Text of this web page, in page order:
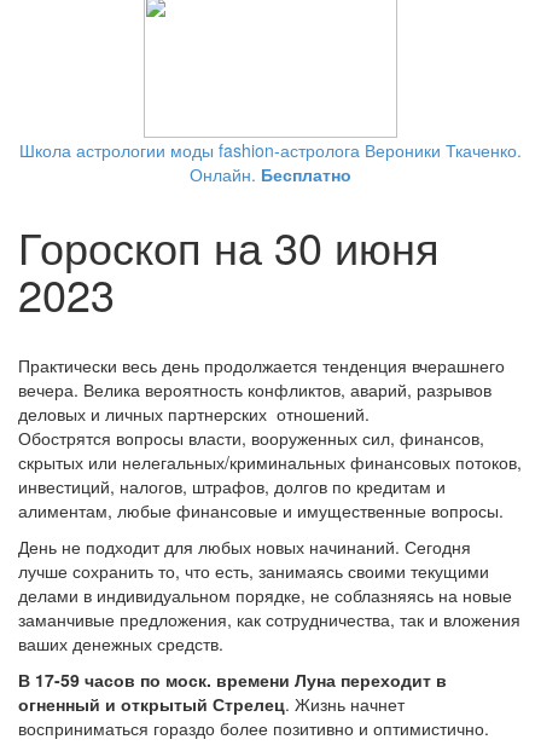
Школа астрологии моды fashion-астролога Вероники Ткаченко.
Онлайн. Бесплатно
Гороскоп на 30 июня
2023
Практически весь день продолжается тенденция вчерашнего
вечера. Велика вероятность конфликтов, аварий, разрывов
деловых и личных партнерских отношений.
Обострятся вопросы власти, вооруженных сил, финансов,
скрытых или нелегальных/криминальных финансовых потоков,
инвестиций, налогов, штрафов, долгов по кредитам и
алиментам, любые финансовые и имущественные вопросы.
День не подходит для любых новых начинаний. Сегодня
лучше сохранить то, что есть, занимаясь своими текущими
делами в индивидуальном порядке, не соблазняясь на новые
заманчивые предложения, как сотрудничества, так и вложения
ваших денежных средств.
В 17-59 часов по моск. времени Луна переходит в
огненный и открытый Стрелец. Жизнь начнет
восприниматься гораздо более позитивно и оптимистично.